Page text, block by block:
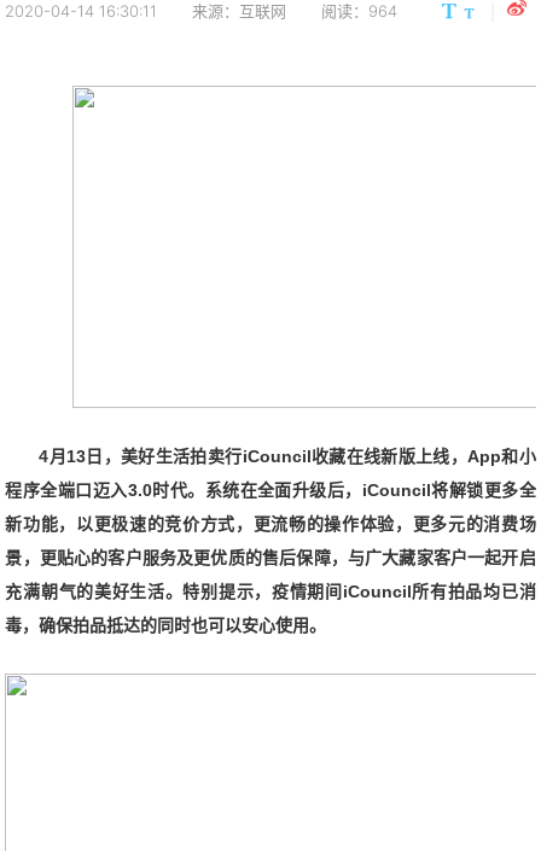
2020-04-14 16:30:11 来源：互联网 阅读：964
4月13日，美好生活拍卖行iCouncil收藏在线新版上线，App和小
程序全端口迈入3.0时代。 系统在全面升级后，iCouncil将解锁更多全
新功能， 以更极速的竞价方式，更流畅的操作体验，更多元的消费场
景，更贴心的客户服务及更优质的售后保障，与广大藏家客户一起开启
充满朝气的美好生活。特别提示，疫情期间iCouncil所有拍品均已消
毒，确保拍品抵达的同时也可以安心使用。